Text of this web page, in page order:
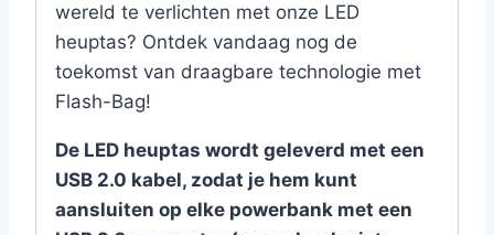
wereld te verlichten met onze LED
heuptas? Ontdek vandaag nog de
toekomst van draagbare technologie met
Flash-Bag!
De LED heuptas wordt geleverd met een
USB 2.0 kabel, zodat je hem kunt
aansluiten op elke powerbank met een